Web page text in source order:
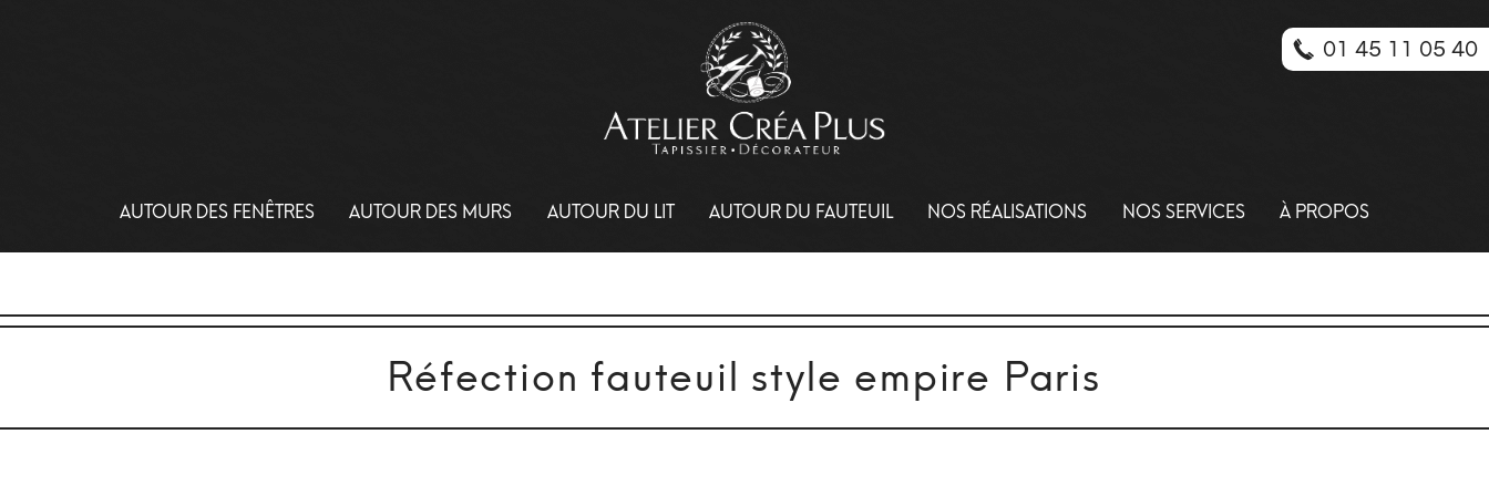
AUTOUR DES FENÊTRES AUTOUR DES MURS AUTOUR DU LIT AUTOUR DU FAUTEUIL NOS RÉALISATIONS NOS SERVICES À PROPOS
Réfection fauteuil style empire Paris
01 45 11 05 40